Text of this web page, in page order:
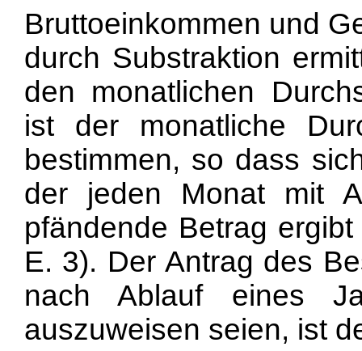
Bruttoeinkommen und
durch Substraktion
den monatlichen
ist der monatliche
bestimmen, so dass
der jeden Monat mit
pfändende Betrag
E. 3). Der Antrag des
nach Ablauf eines
auszuweisen seien, ist